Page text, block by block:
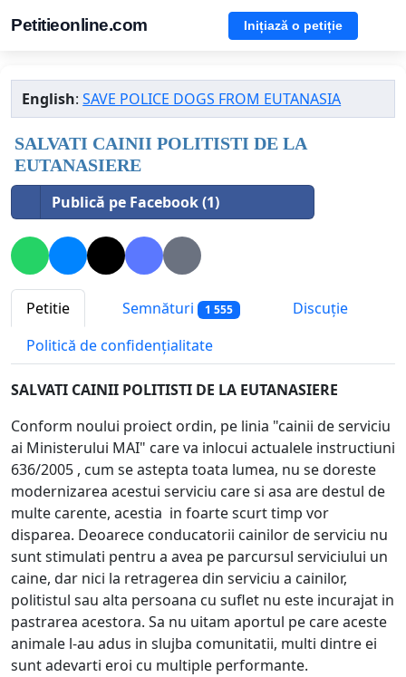
Petitieonline.com Inițiază o petiție
English:SAVE POLICE DOGS FROM EUTANASIA
SALVATI CAINII POLITISTI DE LA
EUTANASIERE
Publică pe Facebook (1)
Petitie Semnături 1 555
Discuție
Politică de confidențialitate
SALVATI CAINII POLITISTI DE LA EUTANASIERE
Conform noului proiect ordin, pe linia "cainii de serviciu
ai Ministerului MAI" care va inlocui actualele instructiuni
636/2005 , cum se astepta toata lumea, nu se doreste
modernizarea acestui serviciu care si asa are destul de
multe carente, acestia in foarte scurt timp vor
disparea. Deoarece conducatorii cainilor de serviciu nu
sunt stimulati pentru a avea pe parcursul serviciului un
caine, dar nici la retragerea din serviciu a cainilor,
politistul sau alta persoana cu suflet nu este incurajat in
pastrarea acestora. Sa nu uitam aportul pe care aceste
animale l-au adus in slujba comunitatii, multi dintre ei
sunt adevarti eroi cu multiple performante.